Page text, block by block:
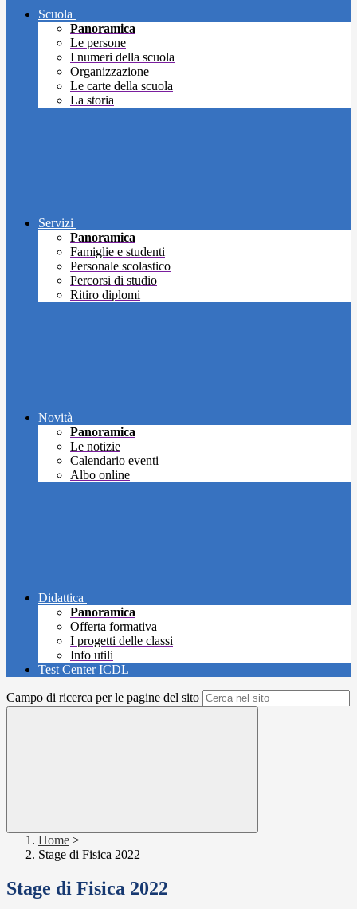
Scuola
Panoramica
Le persone
I numeri della scuola
Organizzazione
Le carte della scuola
La storia
Servizi
Panoramica
Famiglie e studenti
Personale scolastico
Percorsi di studio
Ritiro diplomi
Novità
Panoramica
Le notizie
Calendario eventi
Albo online
Didattica
Panoramica
Offerta formativa
I progetti delle classi
Info utili
Test Center ICDL
Campo di ricerca per le pagine del sito
Home >
Stage di Fisica 2022
Stage di Fisica 2022